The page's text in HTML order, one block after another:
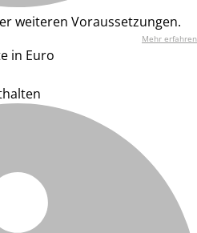
weiteren Voraussetzungen.
Mehr erfahren
in Euro